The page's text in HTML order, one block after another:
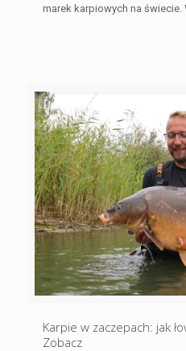
marek karpiowych na świecie.
Karpie w zaczepach: jak
Zobacz